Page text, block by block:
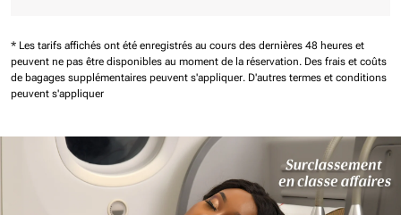
* Les tarifs affichés ont été enregistrés au cours des dernières 48 heures et
peuvent ne pas être disponibles au moment de la réservation. Des frais et coûts
de bagages supplémentaires peuvent s'appliquer. D'autres termes et conditions
peuvent s'appliquer